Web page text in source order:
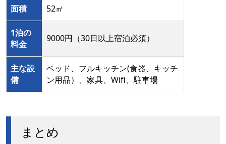
面積 52㎡
1泊の
料金
9000円（30日以上宿泊必須）
主な設
備
ベッド、フルキッチン(食器、キッチ
ン用品）、家具、Wifi、駐車場
まとめ